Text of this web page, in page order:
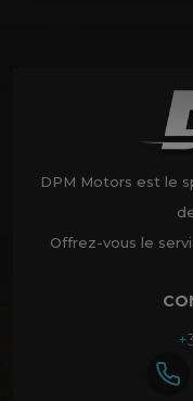
DPM Motors est le
Offrez-vous le